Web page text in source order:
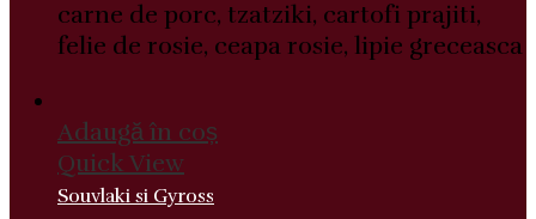
carne de porc, tzatziki, cartofi prajiti,
felie de rosie, ceapa rosie, lipie greceasca
Adaugă în coș
Quick View
Souvlaki si Gyross